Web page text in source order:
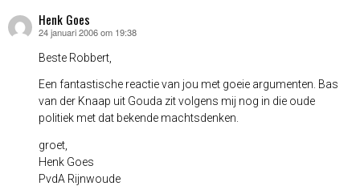
Henk Goes
schreef:
24 januari 2006 om 19:38
Beste Robbert,
Een fantastische reactie van jou met goeie argumenten. Bas
van der Knaap uit Gouda zit volgens mij nog in die oude
politiek met dat bekende machtsdenken.
groet,
Henk Goes
PvdA Rijnwoude